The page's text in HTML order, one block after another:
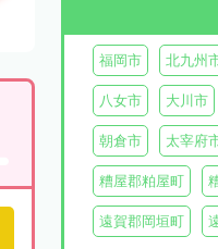
福岡市 北九州
八女市 大川市
朝倉市 太宰府
糟屋郡粕屋町
遠賀郡岡垣町